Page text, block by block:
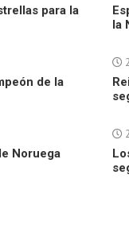
para la
la
de la
Noruega